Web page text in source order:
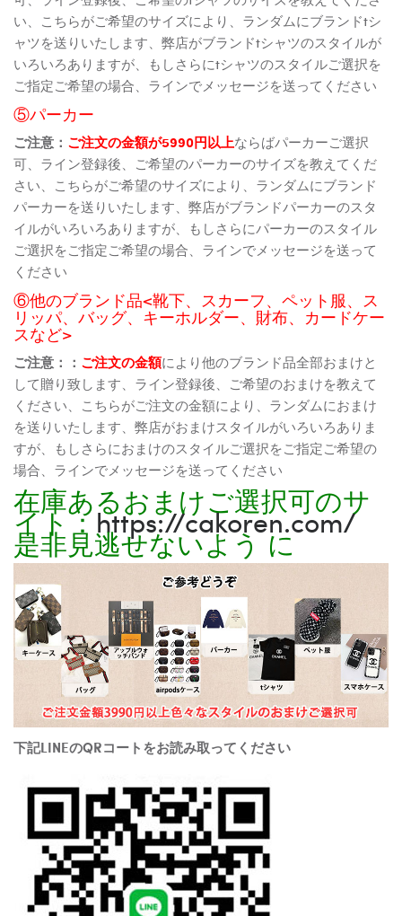
い、こちらがご希望のサイズにより、ランダムにブランドtシ
ャツを送りいたします、弊店がブランドtシャツのスタイルが
いろいろありますが、もしさらにtシャツのスタイルご選択を
ご指定ご希望の場合、ラインでメッセージを送ってください
⑤パーカー
ご注意： ご注文の金額が5990円以上ならばパーカーご選択
可、ライン登録後、ご希望のパーカーのサイズを教えてくだ
さい、こちらがご希望のサイズにより、ランダムにブランド
パーカーを送りいたします、弊店がブランドパーカーのスタ
イルがいろいろありますが、もしさらにパーカーのスタイル
ご選択をご指定ご希望の場合、ラインでメッセージを送って
ください
⑥他のブランド品<靴下、スカーフ、ペット服、ス
リッパ、バッグ、キーホルダー、財布、カードケー
スなど>
ご注意：： ご注文の金額により他のブランド品全部おまけと
して贈り致します、ライン登録後、ご希望のおまけを教えて
ください、こちらがご注文の金額により、ランダムにおまけ
を送りいたします、弊店がおまけスタイルがいろいろありま
すが、もしさらにおまけのスタイルご選択をご指定ご希望の
場合、ラインでメッセージを送ってください
在庫あるおまけご選択可のサ
イト：https://cakoren.com/
是非見逃せないよう に
下記LINEのQRコートをお読み取ってください